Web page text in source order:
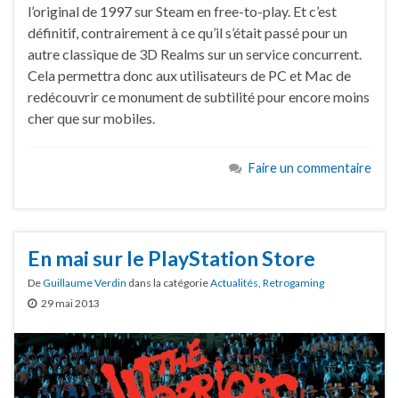
l’original de 1997 sur Steam en free-to-play. Et c’est
définitif, contrairement à ce qu’il s’était passé pour un
autre classique de 3D Realms sur un service concurrent.
Cela permettra donc aux utilisateurs de PC et Mac de
redécouvrir ce monument de subtilité pour encore moins
cher que sur mobiles.
Faire un commentaire
En mai sur le PlayStation Store
DeGuillaume Verdin dans la catégorieActualités Retrogaming
29 mai 2013